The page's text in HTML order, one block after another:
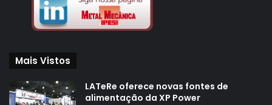
Mais Vistos
LATeRe oferece novas fontes de
alimentação da XP Power